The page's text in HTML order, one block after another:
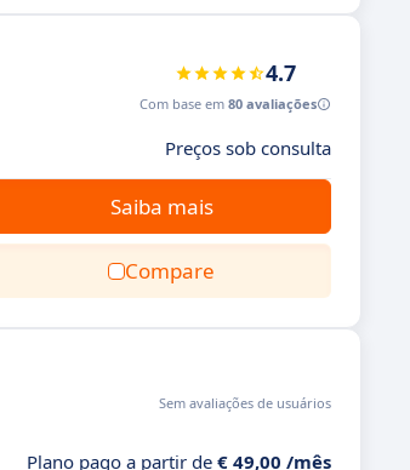
4.7
Com base em 80 avaliações
Preços sob consulta
Saiba mais
Compare
Sem avaliações de usuários
Plano pago a partir de € 49,00 /mês